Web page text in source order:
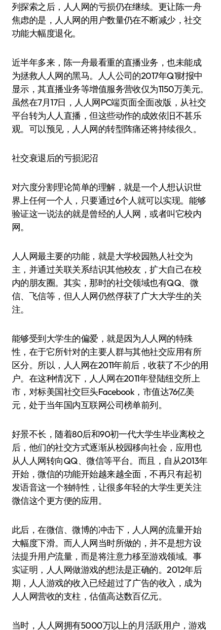
列探索之后，人人网的亏损仍在继续。更让陈一舟
焦虑的是，人人网的用户数量仍在不断减少，社交
功能大幅度退化。
近半年多来，陈一舟最看重的直播业务，也未能成
为拯救人人网的黑马。人人公司的2017年Q1财报中
显示，其直播业务等增值服务营收仅为1150万美元。
虽然在7月17日，人人网PC端页面全面改版，从社交
平台转为人人直播，但这些动作的成效依旧不甚乐
观。可以预见，人人网的转型阵痛还将持续很久。
社交衰退后的亏损泥沼
对六度分割理论简单的理解，就是一个人想认识世
界上任何一个人，只要通过6个人就可以实现。能够
验证这一说法的就是曾经的人人网，或者叫它校内
网。
人人网最主要的功能，就是大学校园熟人社交为
主，并通过关联关系结识其他校友，扩大自己在校
内的朋友圈。其实，那时的社交领域也有QQ、微
信、飞信等，但人人网仍然俘获了广大大学生的关
注。
能够受到大学生的偏爱，就是因为人人网的特殊
性，在于它所针对的主要人群与其他社交应用有所
区分。所以，人人网在2011年前后，收获了不少的用
户。在这种情况下，人人网在2011年登陆纽交所上
市，对标美国社交巨头Facebook，市值达76亿美
元，处于当年国内互联网公司榜单前列。
好景不长，随着80后和90初一代大学生毕业离校之
后，他们的社交方式逐渐从校园移向社会，应用也
从人人网转向QQ、微信等平台。而且，自从2013年
开始，微信的功能开始越来越全面，不再只有起初
发语音这一个独特性，让很多年轻的大学生更关注
微信这个更方便的应用。
此后，在微信、微博的冲击下，人人网的流量开始
大幅度下滑。而人人网当时所做的，并不是想方设
法提升用户流量，而是将注意力移至游戏领域。事
实证明，人人网做游戏的想法是正确的。2012年后
期，人人游戏的收入已经超过了广告的收入，成为
人人网营收的支柱，估值高达数百亿元。
当时，人人网拥有5000万以上的月活跃用户，游戏